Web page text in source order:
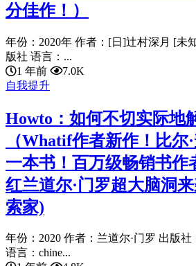
分佳作！）
年份：2020年 作者：[日]辻村深月 [未
版社 语言：...
1 年前
7.0K
自我提升
Howto：如何不切实际地
（Whatif作者新作！比尔
一本书！百万级畅销书作
红兰道尔·门罗超大脑洞
索家)
年份：2020 作者：兰道尔·门罗 出版
语言：chine...